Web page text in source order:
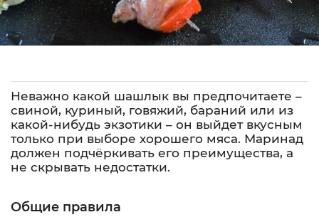
Неважно какой шашлык вы предпочитаете –
свиной, куриный, говяжий, бараний или из
какой-нибудь экзотики – он выйдет вкусным
только при выборе хорошего мяса. Маринад
должен подчёркивать его преимущества, а
не скрывать недостатки.
Общие правила